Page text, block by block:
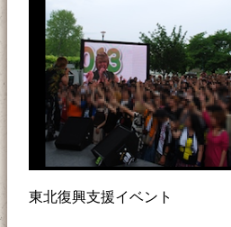
東北復興支援イベント